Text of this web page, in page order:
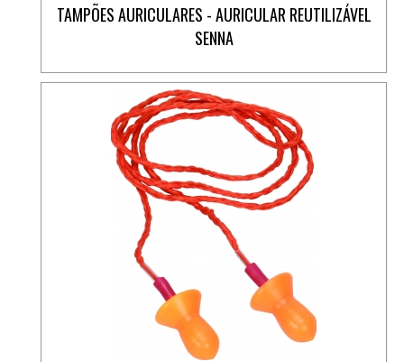
TAMPÕES AURICULARES - AURICULAR REUTILIZÁVEL
SENNA